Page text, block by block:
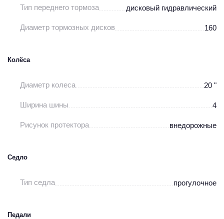
Тип переднего тормоза дисковый гидравлический
Диаметр тормозных дисков 160
Колёса
Диаметр колеса 20 "
Ширина шины 4
Рисунок протектора внедорожные
Седло
Тип седла прогулочное
Педали